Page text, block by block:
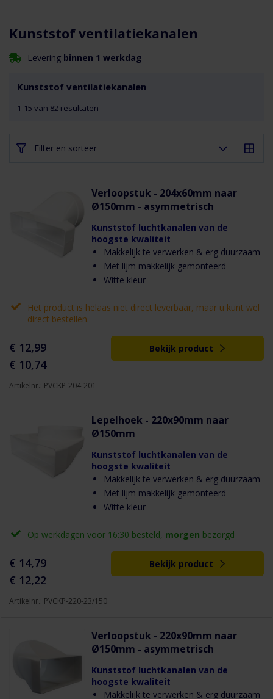
Kunststof ventilatiekanalen
Levering binnen 1 werkdag
Kunststof ventilatiekanalen
1-15 van 82 resultaten
Filter en sorteer
Verloopstuk - 204x60mm naar
Ø150mm - asymmetrisch
Kunststof luchtkanalen van de
hoogste kwaliteit
Makkelijk te verwerken & erg duurzaam
Met lijm makkelijk gemonteerd
Witte kleur
€ 12,99
€ 10,74
Het product is helaas niet direct leverbaar, maar u kunt wel
direct bestellen.
Bekijk product
Artikelnr.: PVCKP-204-201
Lepelhoek - 220x90mm naar
Ø150mm
Kunststof luchtkanalen van de
hoogste kwaliteit
Makkelijk te verwerken & erg duurzaam
Met lijm makkelijk gemonteerd
Witte kleur
€ 14,79
€ 12,22
Op werkdagen voor 16:30 besteld, morgen bezorgd
Bekijk product
Artikelnr.: PVCKP-220-23/150
Verloopstuk - 220x90mm naar
Ø150mm - asymmetrisch
Kunststof luchtkanalen van de
hoogste kwaliteit
Makkelijk te verwerken & erg duurzaam